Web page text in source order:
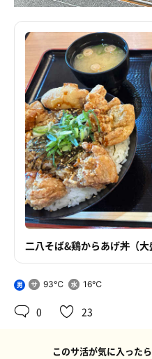
二八そば&鶏からあげ丼（大
男 93℃ 16℃
0 23
このサ活が気に入った